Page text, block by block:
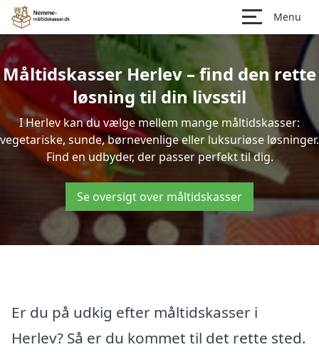
Menu
Måltidskasser Herlev – find den rette
løsning til din livsstil
I Herlev kan du vælge mellem mange måltidskasser:
vegetariske, sunde, børnevenlige eller luksuriøse løsninger.
Find en udbyder, der passer perfekt til dig.
Se oversigt over måltidskasser
Er du på udkig efter måltidskasser i
Herlev? Så er du kommet til det rette sted.